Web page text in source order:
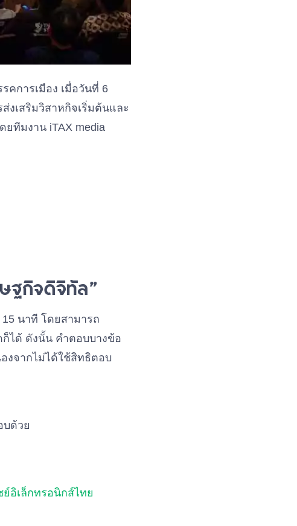
คการเมือง เมื่อวันที่ 6
งเสริมวิสาหกิจเริ่มต้นและ
ทีมงาน iTAX media
ษฐกิจดิจิทัล”
นาที โดยสามารถ
ได้ ดังนั้น คำตอบบางข้อ
งจากไม่ได้ใช้สิทธิตอบ
บด้วย
อิเล็กทรอนิกส์ไทย